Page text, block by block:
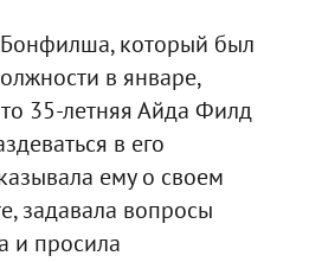
который был
в январе,
35-летняя Айда Филд
в его
ему о своем
задавала вопросы
и просила